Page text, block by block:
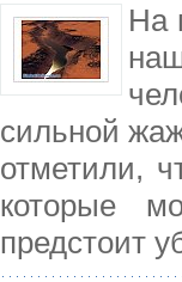
На
сильной
отметили,
которые
предстоит